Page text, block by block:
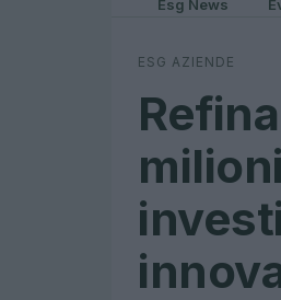
Esg News
ESG AZIENDE